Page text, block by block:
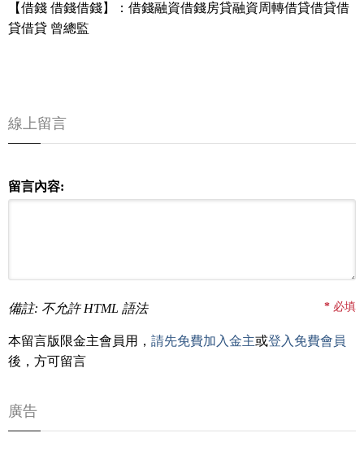
【借錢 借錢借錢】：借錢融資借錢房貸融資周轉借貸借貸借
貸借貸 曾總監
線上留言
留言內容:
備註: 不允許 HTML 語法 * 必填
本留言版限金主會員用， 請先免費加入金主或登入免費會員
後，方可留言
廣告